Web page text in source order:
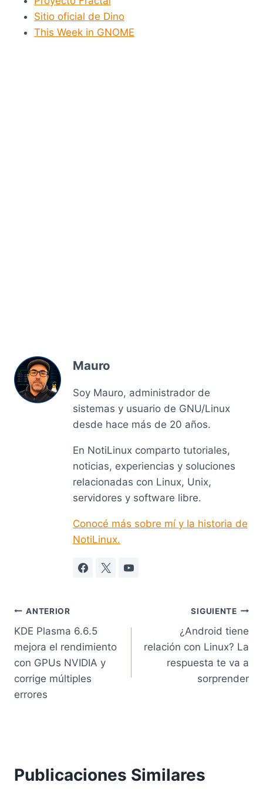
Sitio oficial de Dino
This Week in GNOME
Mauro
Soy Mauro, administrador de
sistemas y usuario de GNU/Linux
desde hace más de 20 años.
En NotiLinux comparto tutoriales,
noticias, experiencias y soluciones
relacionadas con Linux, Unix,
servidores y software libre.
Conocé más sobre mí y la historia de
NotiLinux.
Navegación
de
entradas
ANTERIOR
KDE Plasma 6.6.5
mejora el rendimiento
con GPUs NVIDIA y
corrige múltiples
errores
SIGUIENTE
¿Android tiene
relación con Linux? La
respuesta te va a
sorprender
Publicaciones Similares